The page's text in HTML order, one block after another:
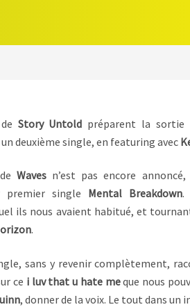
Story Untold préparent la sortie
deuxième single, en featuring avec
deWaves n’est pas encore annoncé,
premier single Mental Breakdown.
ils nous avaient habitué, et
.
sans y revenir complètement,
ce i luv that u hate meque nous
, donner de la voix. Le tout dans